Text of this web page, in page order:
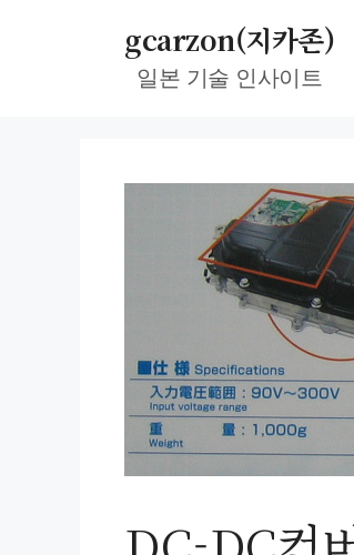
gcarzon(지카존)
일본 기술 인사이트